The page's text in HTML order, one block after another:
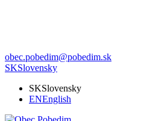
obec.pobedim@pobedim.sk
SKSlovensky
SKSlovensky
ENEnglish